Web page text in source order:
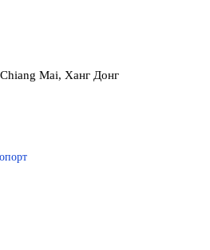
Mai, Ханг Донг